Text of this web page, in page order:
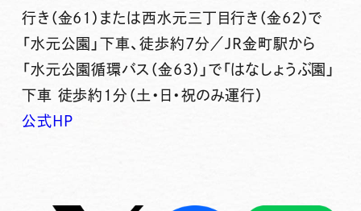
行き（金61）または西水元三丁目行き（金62）で
「水元公園」下車、徒歩約7分／JR金町駅から
「水元公園循環バス（金63）」で「はなしょうぶ園」
下車 徒歩約1分（土・日・祝のみ運行）
公式HP